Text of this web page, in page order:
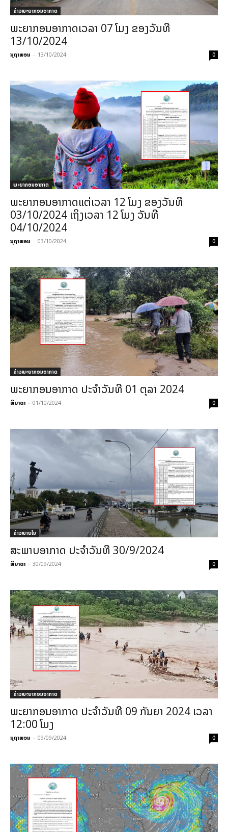
ຂ່າວພະຍາກອນອາກາດ
ພະຍາກອນອາກາດເວລາ 07 ໂມງ ຂອງວັນທີ
13/10/2024
ນຸຖາພອນ - 13/10/2024 0
ພະຍາກອນອາກາດ
ພະຍາກອນອາກາດແຕ່ເວລາ 12 ໂມງ ຂອງວັນທີ
03/10/2024 ເຖິງເວລາ 12 ໂມງ ວັນທີ
04/10/2024
ນຸຖາພອນ - 03/10/2024 0
ຂ່າວພະຍາກອນອາກາດ
ພະຍາກອນອາກາດ ປະຈຳວັນທີ 01 ຕຸລາ 2024
ພິຍາດາ - 01/10/2024 0
ຂ່າວພາຍ​ໃນ
ສະພາບອາກາດ ປະຈຳວັນທີ 30/9/2024
ພິຍາດາ - 30/09/2024 0
ຂ່າວພະຍາກອນອາກາດ
ພະຍາກອນອາກາດ ປະຈໍາວັນທີ 09 ກັນຍາ 2024 ເວລາ
12:00 ໂມງ
ນຸຖາພອນ - 09/09/2024 0